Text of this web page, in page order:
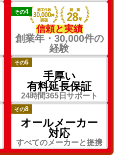
その4
信頼と実績
創業年・30,000件の
経験
その6
手厚い
有料延長保証
24時間365日サポート
その8
オールメーカー
対応
すべてのメーカーと提携